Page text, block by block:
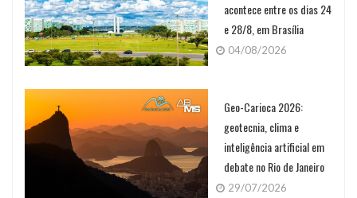
acontece entre os dias 24
e 28/8, em Brasília
04/08/2026
Geo-Carioca 2026:
geotecnia, clima e
inteligência artificial em
debate no Rio de Janeiro
29/07/2026